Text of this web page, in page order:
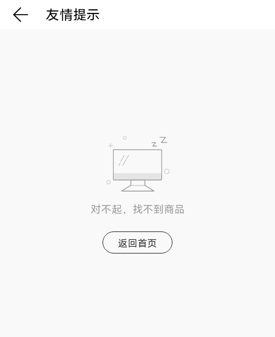
友情提示
对不起，找不到商品
返回首页